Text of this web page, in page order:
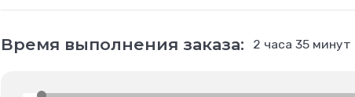
Время выполнения заказа: 2 часа 35 минут